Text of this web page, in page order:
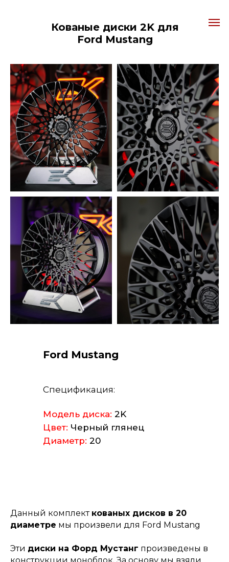
Кованые диски 2K для
Ford Mustang
Спецификация:
Модель диска: 2K
Цвет: Черный глянец
Диаметр: 20
Ford Mustang
Данный комплект кованых дисков в 20
диаметре мы произвели для Ford Mustang
Эти диски на Форд Мустанг произведены в
конструкции моноблок. За основу мы взяли